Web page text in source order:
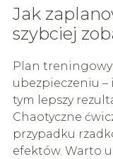
Jak
szybciej
Plan treningowy
ubezpieczeniu
tym lepszy
Chaotyczne
przypadku
efektów. Warto